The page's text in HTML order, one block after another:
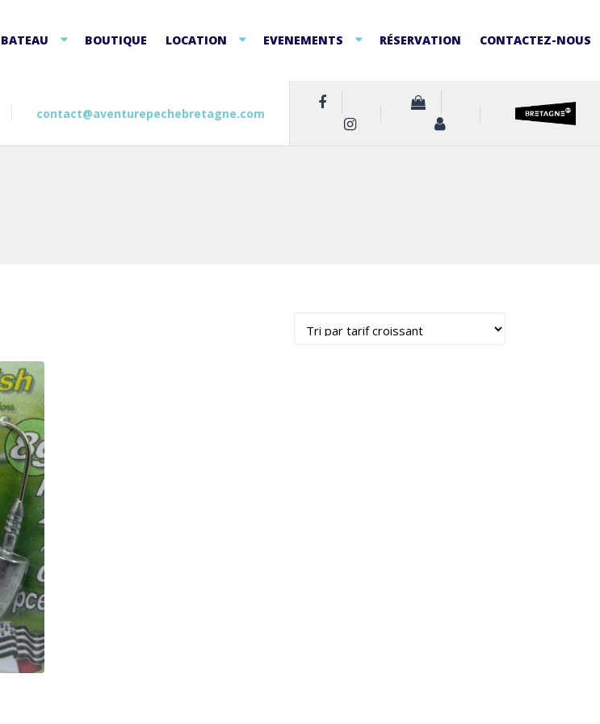
BOUTIQUE LOCATION EVENEMENTS RÉSERVATION CONTACTEZ-NOUS
contact@aventurepechebretagne.com